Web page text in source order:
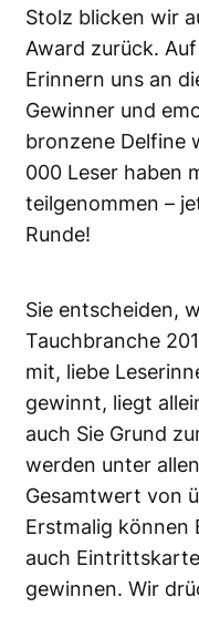
Stolz blicken wir
Award zurück.
Erinnern uns an
Gewinner und
bronzene Delfine
000 Leser haben
teilgenommen –
Runde!
Sie entscheiden,
Tauchbranche
mit, liebe
gewinnt, liegt
auch Sie Grund
werden unter
Gesamtwert von
Erstmalig können
auch
gewinnen. Wir